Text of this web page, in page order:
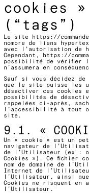
cookies
(“tags”)
Le site https://
nombre de liens
avec l’autorisation de
Cependant,
https://
possibilité de vérifier
n’assumera en
Sauf si vous décidez
que le site puisse les
désactiver ces cookies
possibilités de
rappelées ci-après,
l’accessibilité à tout
site.
9.1. «
Un « cookie » est un
navigateur de
de l’Utilisateur (ex :
Cookies »). Ce fichier
nom de domaine de
Internet de
l’Utilisateur, ainsi
Cookies ne risquent en
l’Utilisateur.